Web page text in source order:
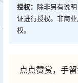
授权： 除非另有说
证进行授权。非商
权。
点点赞赏，手